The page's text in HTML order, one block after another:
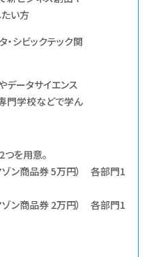
い方
シビックテック関
ータサイエンス
門学校などで学ん
を用意。
ゾン商品券 5万円） 各部門1
ゾン商品券 2万円） 各部門1